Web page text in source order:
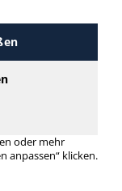
oder mehr
anpassen“ klicken.